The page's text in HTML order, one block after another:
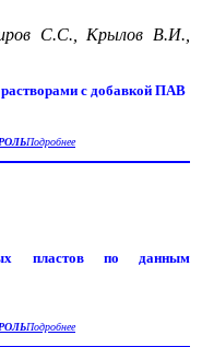
С.С., Крылов В.И.,
с добавкой ПАВ
Подробнее
пластов по данным
Подробнее